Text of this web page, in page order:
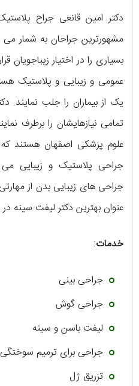
دکتر امین قانعی جراح
مشهورترین جراحان به شمار
بسیاری را در اختیار
عمومی و زیبایی و پلاستیک
یک از بیماران را جلب نمایند.
تمامی نیازهایشان را برطرف
علوم پزشکی اصفهان هستند
جراحی پلاستیک و زیبایی می
جراحی های زیبایی بدن از
عنوان بهترین دکتر لیفت سینه
خدمات:
جراحی بینی
جراحی گوش
لیفت باسن و سینه
جراحی برای ترمیم سوختگی
تزریق ژل